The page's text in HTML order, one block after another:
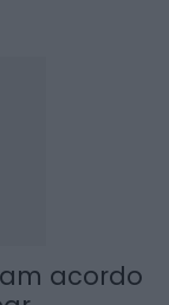
acordo